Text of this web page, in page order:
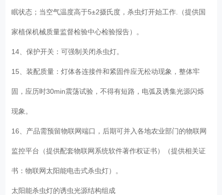
眠状态；当空气温度高于5±2摄氏度，杀虫灯开始工作.（提供国
家植保机械质量监督检验中心检验报告）。
14、保护开关：可强制关闭杀虫灯。
15、装配质量：灯体各连接件和紧固件应无松动现象，整体牢
固，应历时30min震荡试验，不得有短路，电弧及诱集光源闪烁
现象。
16、产品需预留物联网端口，后期可并入各地农业部门的物联网
监控平台（提供配套物联网系统软件著作权证书）（提供相关证
书：物联网太阳能电击式杀虫灯）。
太阳能杀虫灯的诱虫光源结构组成